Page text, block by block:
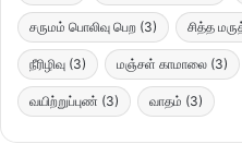
சருமம் பொலிவு பெற (3) சித்த
நீரிழிவு (3) மஞ்சள் காமாலை (3)
வயிற்றுப்புண் (3) வாதம் (3)